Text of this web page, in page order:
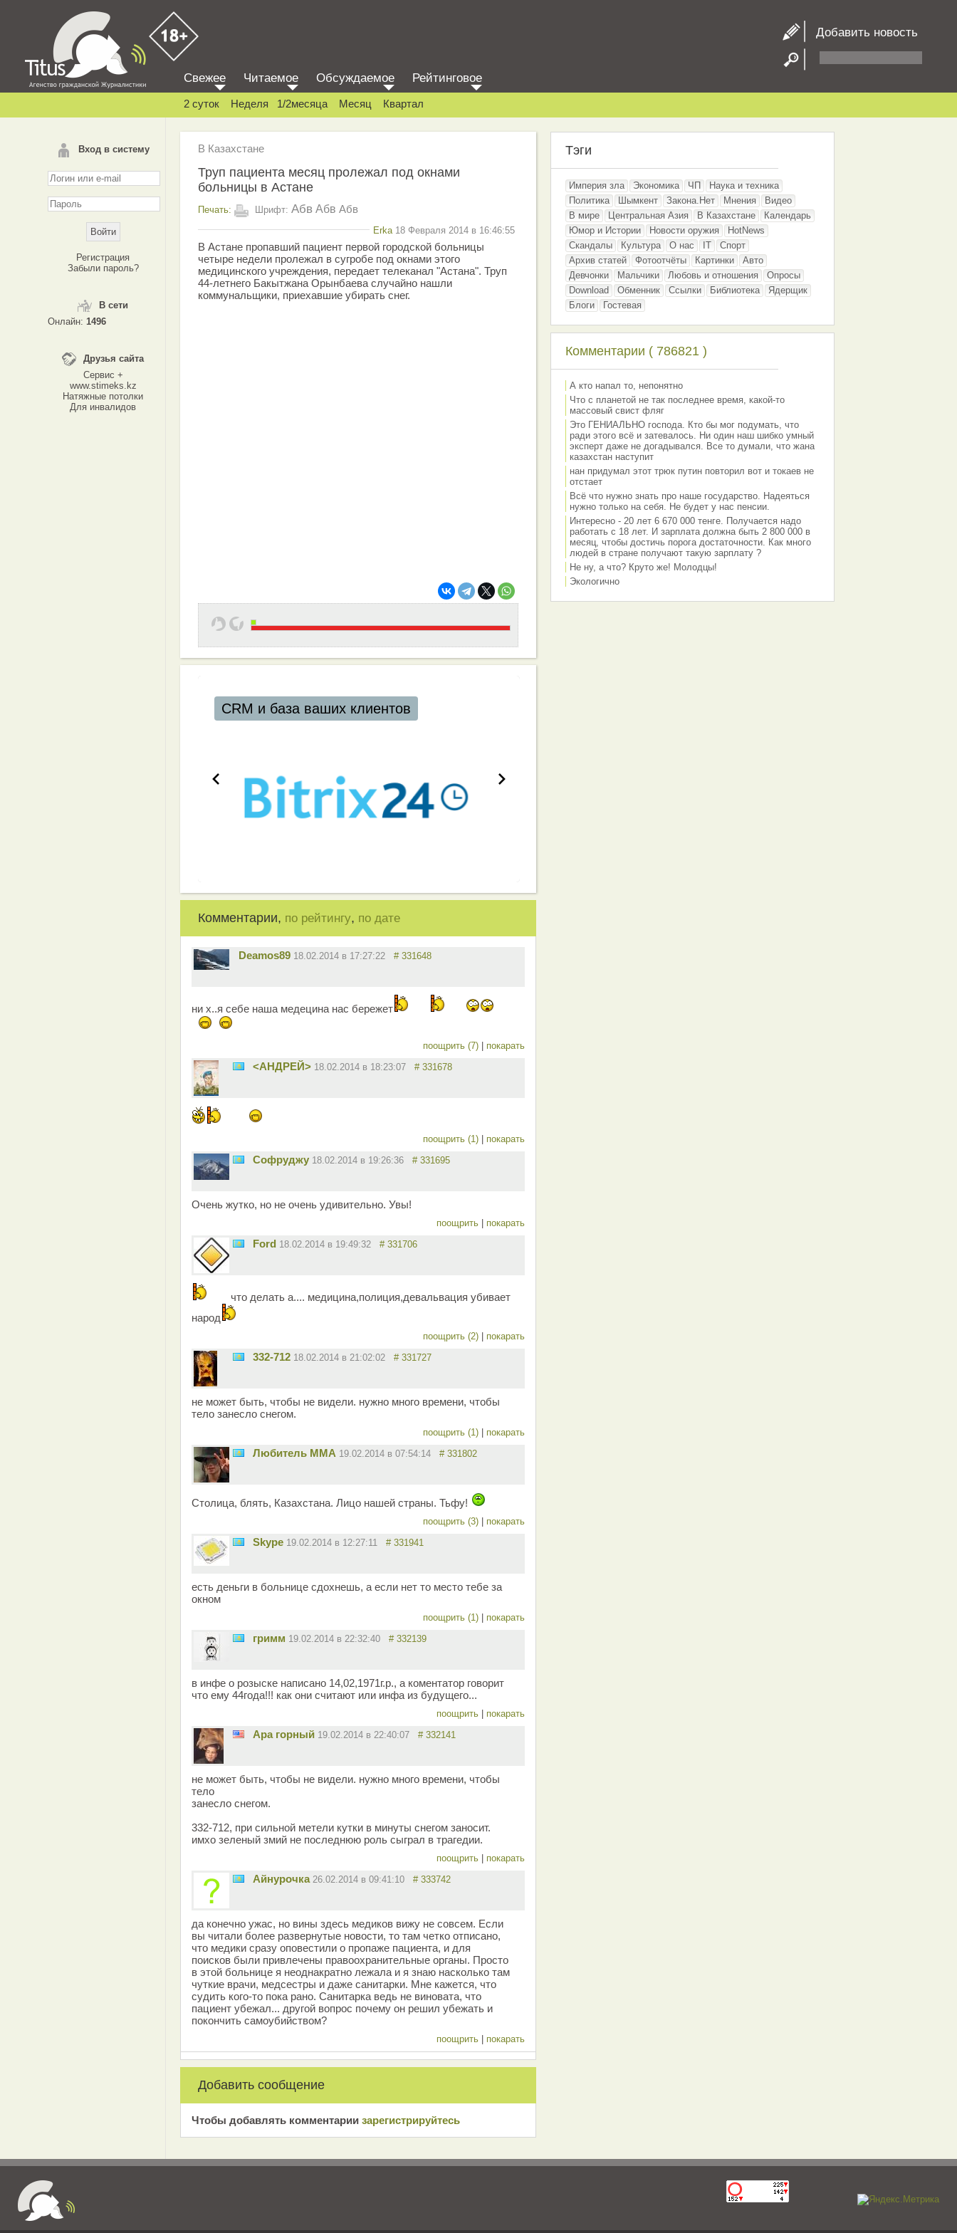
Добавить новость
Вход в систему
Регистрация
Забыли пароль?
В сети
Онлайн: 1496
Друзья сайта
Сервис +
www.stimeks.kz
Натяжные потолки
Для инвалидов
Свежее Читаемое Обсуждаемое Рейтинговое
2 суток Неделя 1/2месяца Месяц Квартал
В Казахстане
Труп пациента месяц пролежал под окнами
больницы в Астане
Печать: Шрифт: Абв Абв Абв
Erka 18 Февраля 2014 в 16:46:55
В Астане пропавший пациент первой городской больницы
четыре недели пролежал в сугробе под окнами этого
медицинского учреждения, передает телеканал "Астана". Труп
44-летнего Бакытжана Орынбаева случайно нашли
коммунальщики, приехавшие убирать снег.
CRM и база ваших клиентов
Комментарии, по рейтингу, по дате
Deamos89 18.02.2014 в 17:27:22 # 331648
ни х..я себе наша медецина нас бережет
поощрить (7) покарать
<АНДРЕЙ> 18.02.2014 в 18:23:07 # 331678
поощрить (1) покарать
Софруджу 18.02.2014 в 19:26:36 # 331695
Очень жутко, но не очень удивительно. Увы!
поощрить покарать
Ford 18.02.2014 в 19:49:32 # 331706
что делать а.... медицина,полиция,девальвация убивает
народ
поощрить (2) покарать
332-712 18.02.2014 в 21:02:02 # 331727
не может быть, чтобы не видели. нужно много времени, чтобы
тело занесло снегом.
поощрить (1) покарать
Любитель ММА 19.02.2014 в 07:54:14 # 331802
Столица, блять, Казахстана. Лицо нашей страны. Тьфу!
поощрить (3) покарать
Skype 19.02.2014 в 12:27:11 # 331941
есть деньги в больнице сдохнешь, а если нет то место тебе за
окном
поощрить (1) покарать
гримм 19.02.2014 в 22:32:40 # 332139
в инфе о розыске написано 14,02,1971г.р., а коментатор говорит
что ему 44года!!! как они считают или инфа из будущего...
поощрить покарать
Ара горный 19.02.2014 в 22:40:07 # 332141
не может быть, чтобы не видели. нужно много времени, чтобы
тело
занесло снегом.
332-712, при сильной метели кутки в минуты снегом заносит.
имхо зеленый змий не последнюю роль сыграл в трагедии.
поощрить покарать
Айнурочка 26.02.2014 в 09:41:10 # 333742
да конечно ужас, но вины здесь медиков вижу не совсем. Если
вы читали более развернутые новости, то там четко отписано,
что медики сразу оповестили о пропаже пациента, и для
поисков были привлечены правоохранительные органы. Просто
в этой больнице я неоднакратно лежала и я знаю насколько там
чуткие врачи, медсестры и даже санитарки. Мне кажется, что
судить кого-то пока рано. Санитарка ведь не виновата, что
пациент убежал... другой вопрос почему он решил убежать и
покончить самоубийством?
поощрить покарать
Добавить сообщение
Чтобы добавлять комментарии зарeгиcтрирyйтeсь
Тэги
Империя зла Экономика ЧП
Наука и техника
Политика
Шымкент Закона.Нет Мнения
Видео
В мире
Центральная Азия В Казахстане
Календарь
Юмор и Истории
Новости оружия
HotNews
Скандалы
Культура О нас IT
Спорт
Архив статей
Фотоотчёты Картинки
Авто
Девчонки
Мальчики Любовь и отношения
Опросы
Download
Обменник Ссылки Библиотека
Ядерщик
Блоги
Гостевая
Комментарии ( 786821 )
А кто напал то, непонятно
Что с планетой не так последнее время, какой-то
массовый свист фляг
Это ГЕНИАЛЬНО господа. Кто бы мог подумать, что
ради этого всё и затевалось. Ни один наш шибко умный
эксперт даже не догадывался. Все то думали, что жана
казахстан наступит
нан придумал этот трюк путин повторил вот и токаев не
отстает
Всё что нужно знать про наше государство. Надеяться
нужно только на себя. Не будет у нас пенсии.
Интересно - 20 лет 6 670 000 тенге. Получается надо
работать с 18 лет. И зарплата должна быть 2 800 000 в
месяц, чтобы достичь порога достаточности. Как много
людей в стране получают такую зарплату ?
Не ну, а что? Круто же! Молодцы!
Экологично